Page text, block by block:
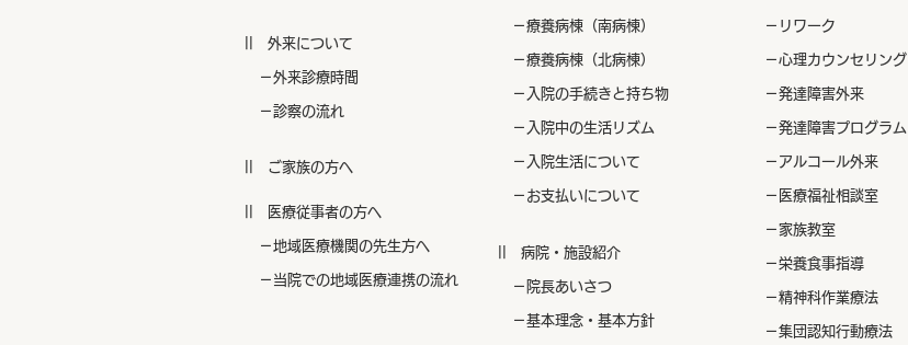
|| 外来について
​ －外来診療時間
​ －診察の流れ
|| ご家族の方へ
|| 医療従事者の方へ
​ －地域医療機関の先生方へ
​ －当院での地域医療連携の流れ
​ －療養病棟（南病棟）
​ －療養病棟（北病棟）
​ －入院の手続きと持ち物
​ －入院中の生活リズム
​ －入院生活について
​ －お支払いについて
|| ​病院・施設紹介
​ －院長あいさつ
​ －基本理念・基本方針
​ －リワーク
​ －心理カウンセリング
​ －発達障害外来
​ －発達障害プログラム
​ －アルコール外来
​ －医療福祉相談室
​ －家族教室
​ －栄養食事指導
​ －精神科作業療法
​ －集団認知行動療法